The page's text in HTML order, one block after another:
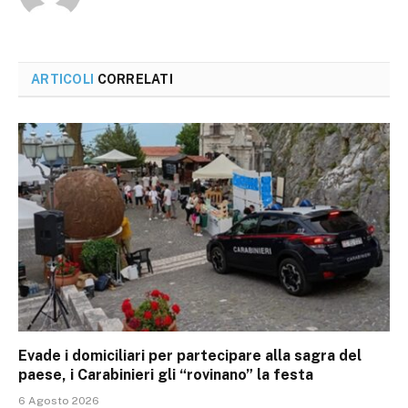
ARTICOLI CORRELATI
Evade i domiciliari per partecipare alla sagra del
paese, i Carabinieri gli “rovinano” la festa
6 Agosto 2026